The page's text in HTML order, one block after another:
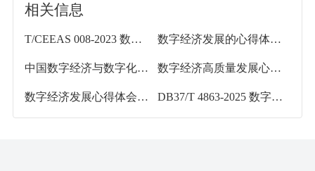
相关信息
T/CEEAS 008-2023 数字经济企业评价标准 数字经济发展的心得体会15篇
中国数字经济与数字化转型发展 数字经济高质量发展心得体会19篇
数字经济发展心得体会17篇 DB37/T 4863-2025 数字经济发展评价指标体系